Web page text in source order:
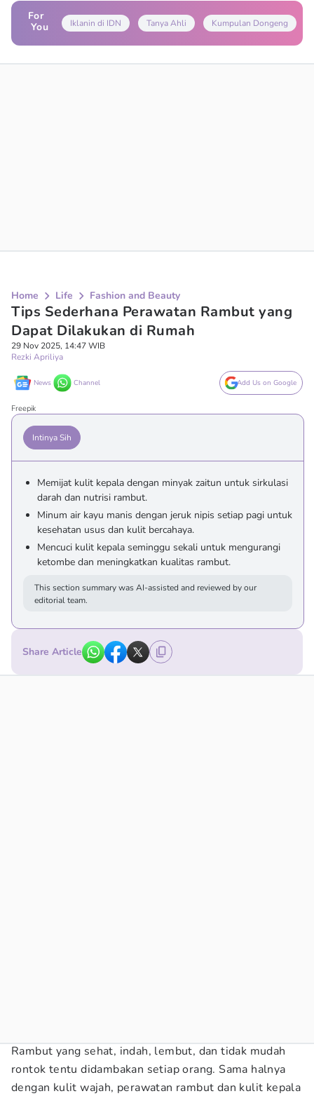
For
You
Iklanin di IDN Tanya Ahli Kumpulan Dongeng
Home Life Fashion and Beauty
Tips Sederhana Perawatan Rambut yang
Dapat Dilakukan di Rumah
29 Nov 2025, 14:47 WIB
Rezki Apriliya
News Channel Add Us on Google
Freepik
Intinya Sih
Memijat kulit kepala dengan minyak zaitun untuk sirkulasi
darah dan nutrisi rambut.
Minum air kayu manis dengan jeruk nipis setiap pagi untuk
kesehatan usus dan kulit bercahaya.
Mencuci kulit kepala seminggu sekali untuk mengurangi
ketombe dan meningkatkan kualitas rambut.
This section summary was AI-assisted and reviewed by our
editorial team.
Share Article
Rambut yang sehat, indah, lembut, dan tidak mudah
rontok tentu didambakan setiap orang. Sama halnya
dengan kulit wajah, perawatan rambut dan kulit kepala